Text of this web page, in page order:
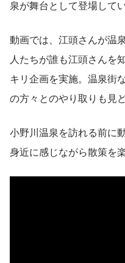
泉が舞台として登場してい
動画では、江頭さんが温
人たちが誰も江頭さんを
キリ企画を実施。温泉街
の方々とのやり取りも見
小野川温泉を訪れる前に
身近に感じながら散策を